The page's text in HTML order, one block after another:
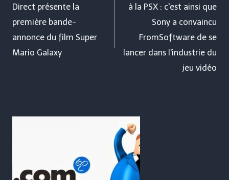
l’article
Direct présente la
première bande-
annonce du film Super
Mario Galaxy
à la PSX : c'est ainsi que
Sony a convaincu
FromSoftware de se
lancer dans l'industrie du
jeu vidéo